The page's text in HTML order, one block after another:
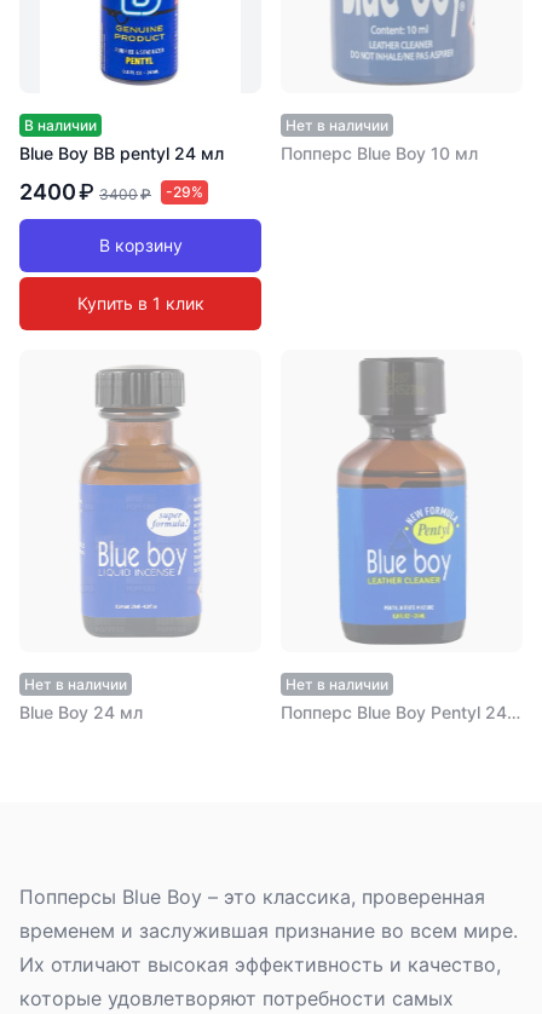
В наличии
Blue Boy BB pentyl 24 мл
2400₽ 3400₽ -29%
В корзину
Купить в 1 клик
Нет в наличии
Попперс Blue Boy 10 мл
Нет в наличии
Blue Boy 24 мл
Нет в наличии
Попперс Blue Boy Pentyl 24 мл
Попперсы Blue Boy – это классика, проверенная
временем и заслужившая признание во всем мире.
Их отличают высокая эффективность и качество,
которые удовлетворяют потребности самых